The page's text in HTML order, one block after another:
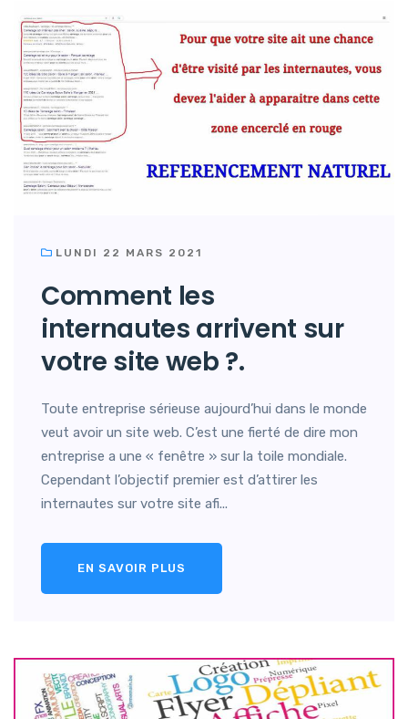
LUNDI 22 MARS 2021
Comment les
internautes arrivent sur
votre site web ?.
Toute entreprise sérieuse aujourd’hui dans le monde
veut avoir un site web. C’est une fierté de dire mon
entreprise a une « fenêtre » sur la toile mondiale.
Cependant l’objectif premier est d’attirer les
internautes sur votre site afi...
EN SAVOIR PLUS